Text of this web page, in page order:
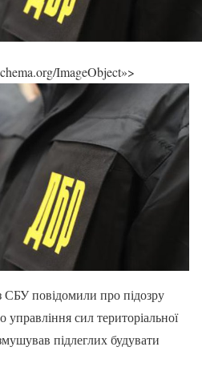
ImageObject»>
повідомили про підозру
управління сил територіальної
підлеглих будувати